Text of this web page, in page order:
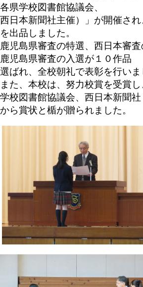
各県学校図書館協議会、
西日本新聞社主催）」が開催さ
を出品しました。
鹿児島県審査の特選、西日本審査
鹿児島県審査の入選が１０作品
選ばれ、全校朝礼で表彰を行いま
また、本校は、努力校賞を受賞
学校図書館協議会、西日本新聞社
から賞状と楯が贈られました。